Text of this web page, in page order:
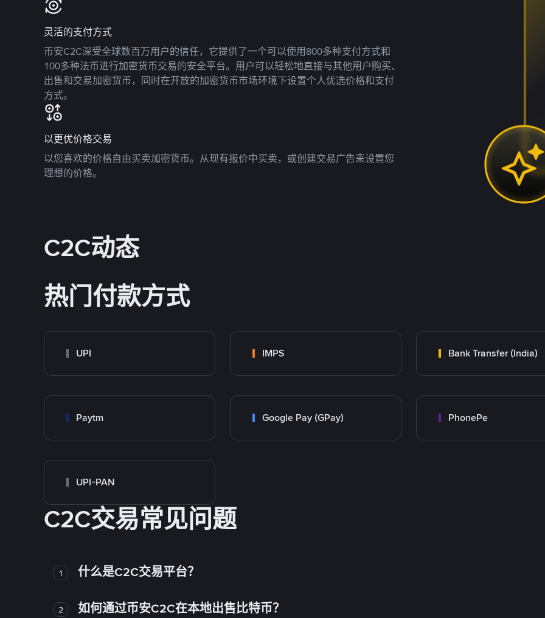
灵活的支付方式
币安C2C深受全球数百万用户的信任，它提供了一个可以使用800多种支付方式和
100多种法币进行加密货币交易的安全平台。用户可以轻松地直接与其他用户购买、
出售和交易加密货币，同时在开放的加密货币市场环境下设置个人优选价格和支付
方式。
以更优价格交易
以您喜欢的价格自由买卖加密货币。从现有报价中买卖，或创建交易广告来设置您
理想的价格。
C2C动态
热门付款方式
UPI IMPS Bank Transfer (India)
Paytm Google Pay (GPay) PhonePe
UPI-PAN
C2C交易常见问题
1 什么是C2C交易平台？
2 如何通过币安C2C在本地出售比特币？